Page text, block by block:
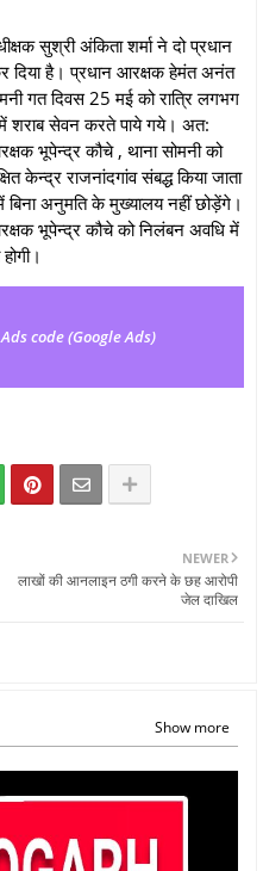
सुश्री अंकिता शर्मा ने दो प्रधान
दिया है। प्रधान आरक्षक हेमंत अनंत
गत दिवस 25 मई को रात्रि लगभग
शराब सेवन करते पाये गये। अत:
भूपेन्द्र कौचे , थाना सोमनी को
केन्द्र राजनांदगांव संबद्ध किया जाता
अनुमति के मुख्यालय नहीं छोड़ेंगे।
भूपेन्द्र कौचे को निलंबन अवधि में
code (Google Ads)
NEWER
लाखों की आनलाइन ठगी करने के छह आरोपी
जेल दाखिल
Show more